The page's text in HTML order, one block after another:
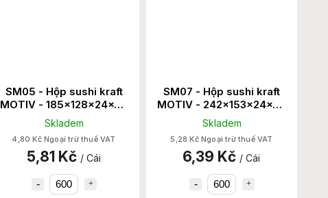
SM05 - Hộp sushi kraft
MOTIV - 185x128x24x50
600 Set/Thùng
Skladem
4,80 Kč Ngoại trừ thuế VAT
5,81 Kč / Cái
SM07 - Hộp sushi kraft
MOTIV - 242x153x24x50
600 Set/Thùng
Skladem
5,28 Kč Ngoại trừ thuế VAT
6,39 Kč / Cái